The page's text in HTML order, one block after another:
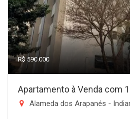
R$ 590.000
Apartamento à Venda com
Alameda dos Arapanés -